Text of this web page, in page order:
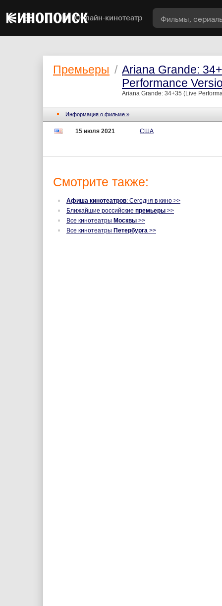
Онлайн-кинотеатр
Премьеры / Ariana Grande:
Performance
Ariana Grande: 34+35 (Live
Информация о фильме »
15 июля 2021 США
Смотрите также:
Афиша кинотеатров: Сегодня в кино >>
Ближайшие российские премьеры >>
Все кинотеатры Москвы >>
Все кинотеатры Петербурга >>